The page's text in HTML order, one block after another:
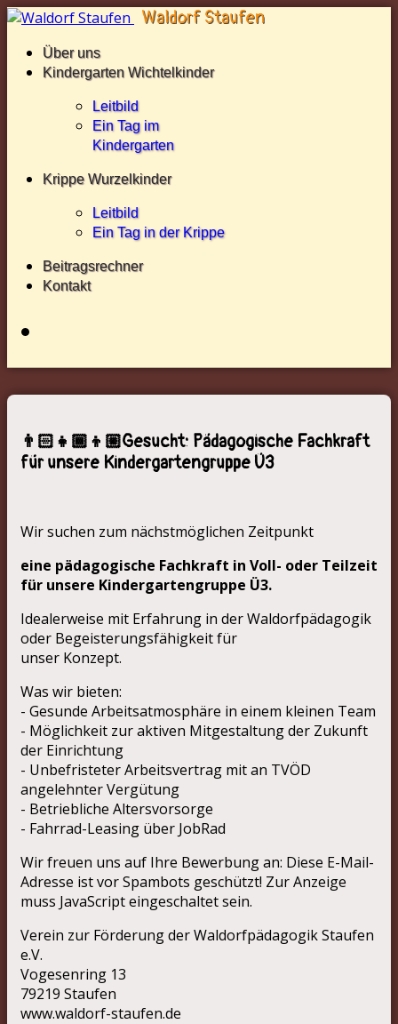
Über uns
Kindergarten Wichtelkinder
Leitbild
Ein Tag im
Kindergarten
Krippe Wurzelkinder
Leitbild
Ein Tag in der Krippe
Beitragsrechner
Kontakt
👨🏻‍👧🏾‍👦🏼Gesucht: Pädagogische Fachkraft
für unsere Kindergartengruppe Ü3
Wir suchen zum nächstmöglichen Zeitpunkt
eine pädagogische Fachkraft in Voll- oder Teilzeit
für unsere Kindergartengruppe Ü3.
Idealerweise mit Erfahrung in der Waldorfpädagogik
oder Begeisterungsfähigkeit für
unser Konzept.
Was wir bieten:
- Gesunde Arbeitsatmosphäre in einem kleinen Team
- Möglichkeit zur aktiven Mitgestaltung der Zukunft
der Einrichtung
- Unbefristeter Arbeitsvertrag mit an TVÖD
angelehnter Vergütung
- Betriebliche Altersvorsorge
- Fahrrad-Leasing über JobRad
Wir freuen uns auf Ihre Bewerbung an: Diese E-Mail-
Adresse ist vor Spambots geschützt! Zur Anzeige
muss JavaScript eingeschaltet sein.
Verein zur Förderung der Waldorfpädagogik Staufen
e.V.
Vogesenring 13
79219 Staufen
www.waldorf-staufen.de